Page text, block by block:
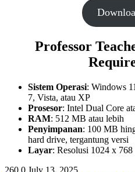
Professor
Sistem Operasi: Windows
7, Vista, atau XP
Prosesor: Intel Dual Core
RAM: 512 MB atau lebih
Penyimpanan: 100 MB
hard drive, tergantung versi
Layar: Resolusi 1024 x
260 0 July 13, 2025